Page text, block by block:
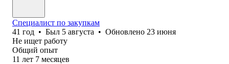
Специалист по закупкам
41 год • Был 5 августа • Обновлено 23 июня
Не ищет работу
Общий опыт
11 лет 7 месяцев